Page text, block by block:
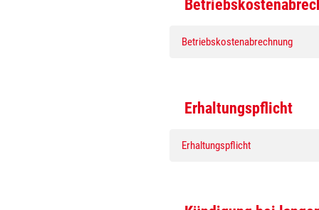
Betriebskostenabrechnung
Erhaltungspflicht
Erhaltungspflicht